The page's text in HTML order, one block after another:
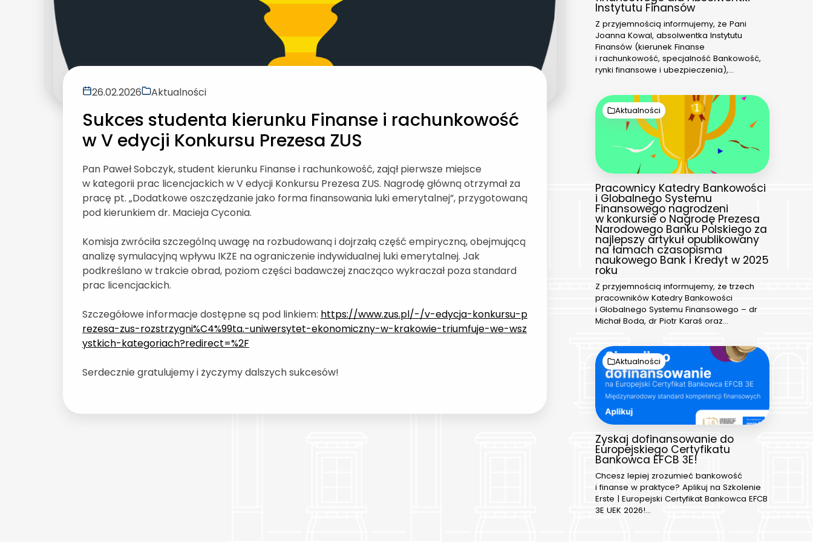
Sukces studenta kierunku Finanse i rachunkowość
w V edycji Konkursu Prezesa ZUS
26.02.2026 Aktualności
Pan Paweł Sobczyk, student kierunku Finanse i rachunkowość, zajął pierwsze miejsce
w kategorii prac licencjackich w V edycji Konkursu Prezesa ZUS. Nagrodę główną otrzymał za
pracę pt. „Dodatkowe oszczędzanie jako forma finansowania luki emerytalnej”, przygotowaną
pod kierunkiem dr. Macieja Cyconia.
Komisja zwróciła szczególną uwagę na rozbudowaną i dojrzałą część empiryczną, obejmującą
analizę symulacyjną wpływu IKZE na ograniczenie indywidualnej luki emerytalnej. Jak
podkreślano w trakcie obrad, poziom części badawczej znacząco wykraczał poza standard
prac licencjackich.
Szczegółowe informacje dostępne są pod linkiem: https://www.zus.pl/-/v-edycja-konkursu-p
rezesa-zus-rozstrzygni%C4%99ta.-uniwersytet-ekonomiczny-w-krakowie-triumfuje-we-wsz
ystkich-kategoriach?redirect=%2F
Serdecznie gratulujemy i życzymy dalszych sukcesów!
Instytutu Finansów
Z przyjemnością informujemy, że Pani
Joanna Kowal, absolwentka Instytutu
Finansów (kierunek Finanse
i rachunkowość, specjalność Bankowość,
rynki finansowe i ubezpieczenia),…
Pracownicy Katedry Bankowości
i Globalnego Systemu
Finansowego nagrodzeni
w konkursie o Nagrodę Prezesa
Narodowego Banku Polskiego za
najlepszy artykuł opublikowany
na łamach czasopisma
naukowego Bank i Kredyt w 2025
roku
Z przyjemnością informujemy, że trzech
pracowników Katedry Bankowości
i Globalnego Systemu Finansowego – dr
Michał Boda, dr Piotr Karaś oraz…
Aktualności
Zyskaj dofinansowanie do
Europejskiego Certyfikatu
Bankowca EFCB 3E!
Chcesz lepiej zrozumieć bankowość
i finanse w praktyce? Aplikuj na Szkolenie
Erste | Europejski Certyfikat Bankowca EFCB
3E UEK 2026!…
Aktualności